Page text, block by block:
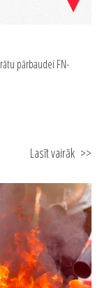
pārbaudei FN-